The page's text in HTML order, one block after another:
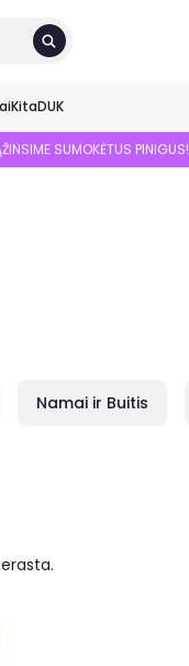
KitaDUK
SUMOKĖTUS PINIGUS!
Namai ir Buitis